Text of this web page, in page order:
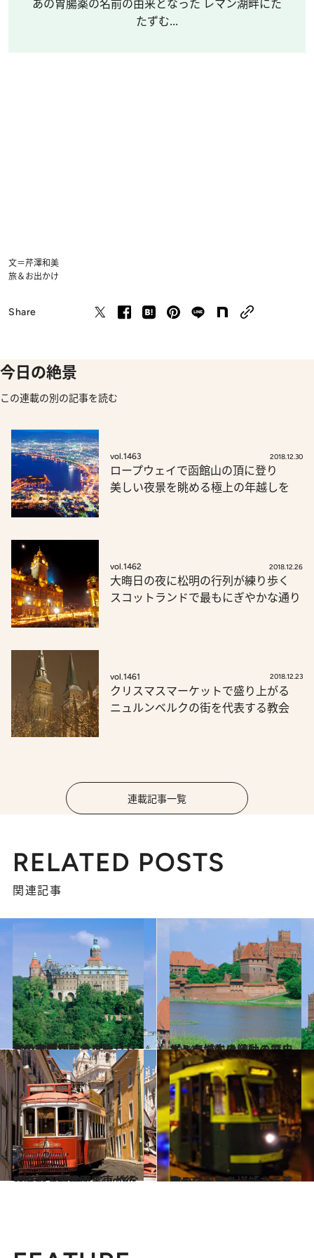
あの胃腸薬の名前の由来となった レマン湖畔にた
たずむ...
文＝芹澤和美
旅＆お出かけ
Share
今日の絶景
この連載の別の記事を読む
vol.1463 2018.12.30
ロープウェイで函館山の頂に登り
美しい夜景を眺める極上の年越しを
vol.1462 2018.12.26
大晦日の夜に松明の行列が練り歩く
スコットランドで最もにぎやかな通り
vol.1461 2018.12.23
クリスマスマーケットで盛り上がる
ニュルンベルクの街を代表する教会
連載記事一覧
RELATED POSTS
関連記事
2014.9.21
ナチスが埋蔵金を隠したという噂が残るポーランドの古城
旅＆お出かけ 2014.5.18
ポーランドの激動の歴史とともに生き続けるマルボルク城
旅＆お出かけ
2015.3.19
ガタゴトと路面電車が行き交う ノスタルジックなリスボン旧市街
旅＆お出かけ 2013.12.15
夜のローマを堪能する移動レストラン 「トラムジャズ」
旅＆お出かけ